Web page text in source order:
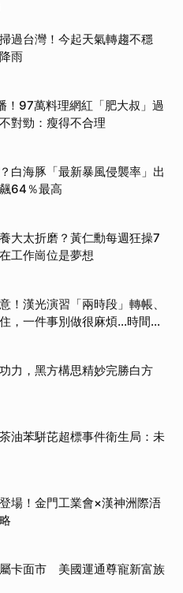
過台灣！今起天氣轉趨不穩
雨
！97萬料理網紅「肥大叔」過
對勁：瘦得不合理
白海豚「最新暴風侵襲率」出
64％最高
大太折磨？黃仁勳每週狂操7
工作崗位是夢想
！漢光演習「兩時段」轉帳、
，一件事別做很麻煩…時間、
次看
力，黑方構思精妙完勝白方
油苯駢芘超標事件衛生局：未
場！金門工業會×漢神洲際浯
卡面市 美國運通尊寵新富族